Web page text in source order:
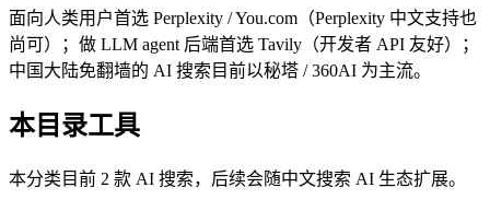
面向人类用户首选 Perplexity / You.com（Perplexity 中文支持也
尚可）；做 LLM agent 后端首选 Tavily（开发者 API 友好）；
中国大陆免翻墙的 AI 搜索目前以秘塔 / 360AI 为主流。
本目录工具
本分类目前 2 款 AI 搜索，后续会随中文搜索 AI 生态扩展。